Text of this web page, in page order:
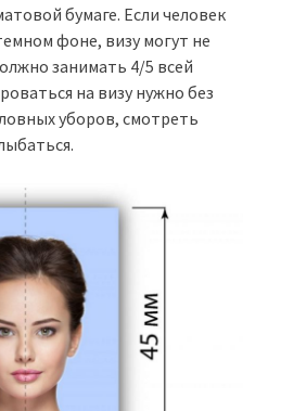
бумаге. Если человек
фоне, визу могут не
занимать 4/5 всей
на визу нужно без
уборов, смотреть